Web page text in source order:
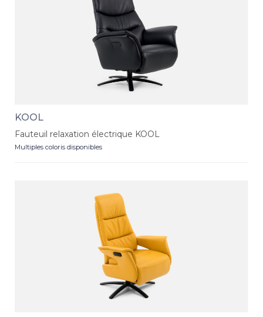
KOOL
Fauteuil relaxation électrique KOOL
Multiples coloris disponibles